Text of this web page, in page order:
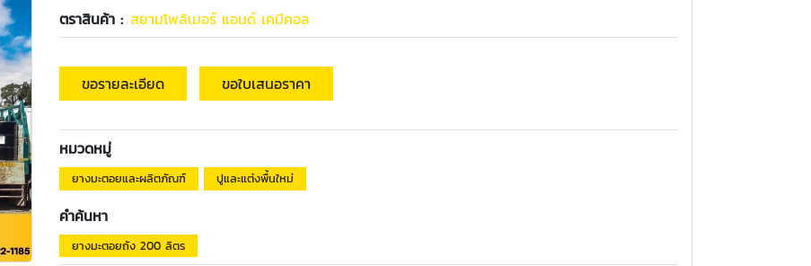
ตราสินค้า : สยามโพลิเมอร์ แอนด์ เคมีคอล
ขอรายละเอียด ขอใบเสนอราคา
หมวดหมู่
ยางมะตอยและผลิตภัณฑ์ ปูและแต่งพื้นใหม่
คำค้นหา
ยางมะตอยถัง 200 ลิตร